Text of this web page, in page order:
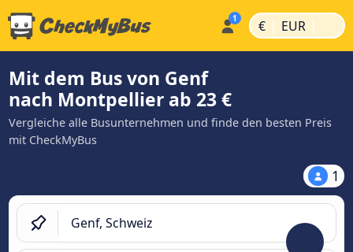
€ | EUR |
Mit dem Bus von Genf
nach Montpellier ab 23 €
Vergleiche alle Busunternehmen und finde den besten Preis
mit CheckMyBus
1